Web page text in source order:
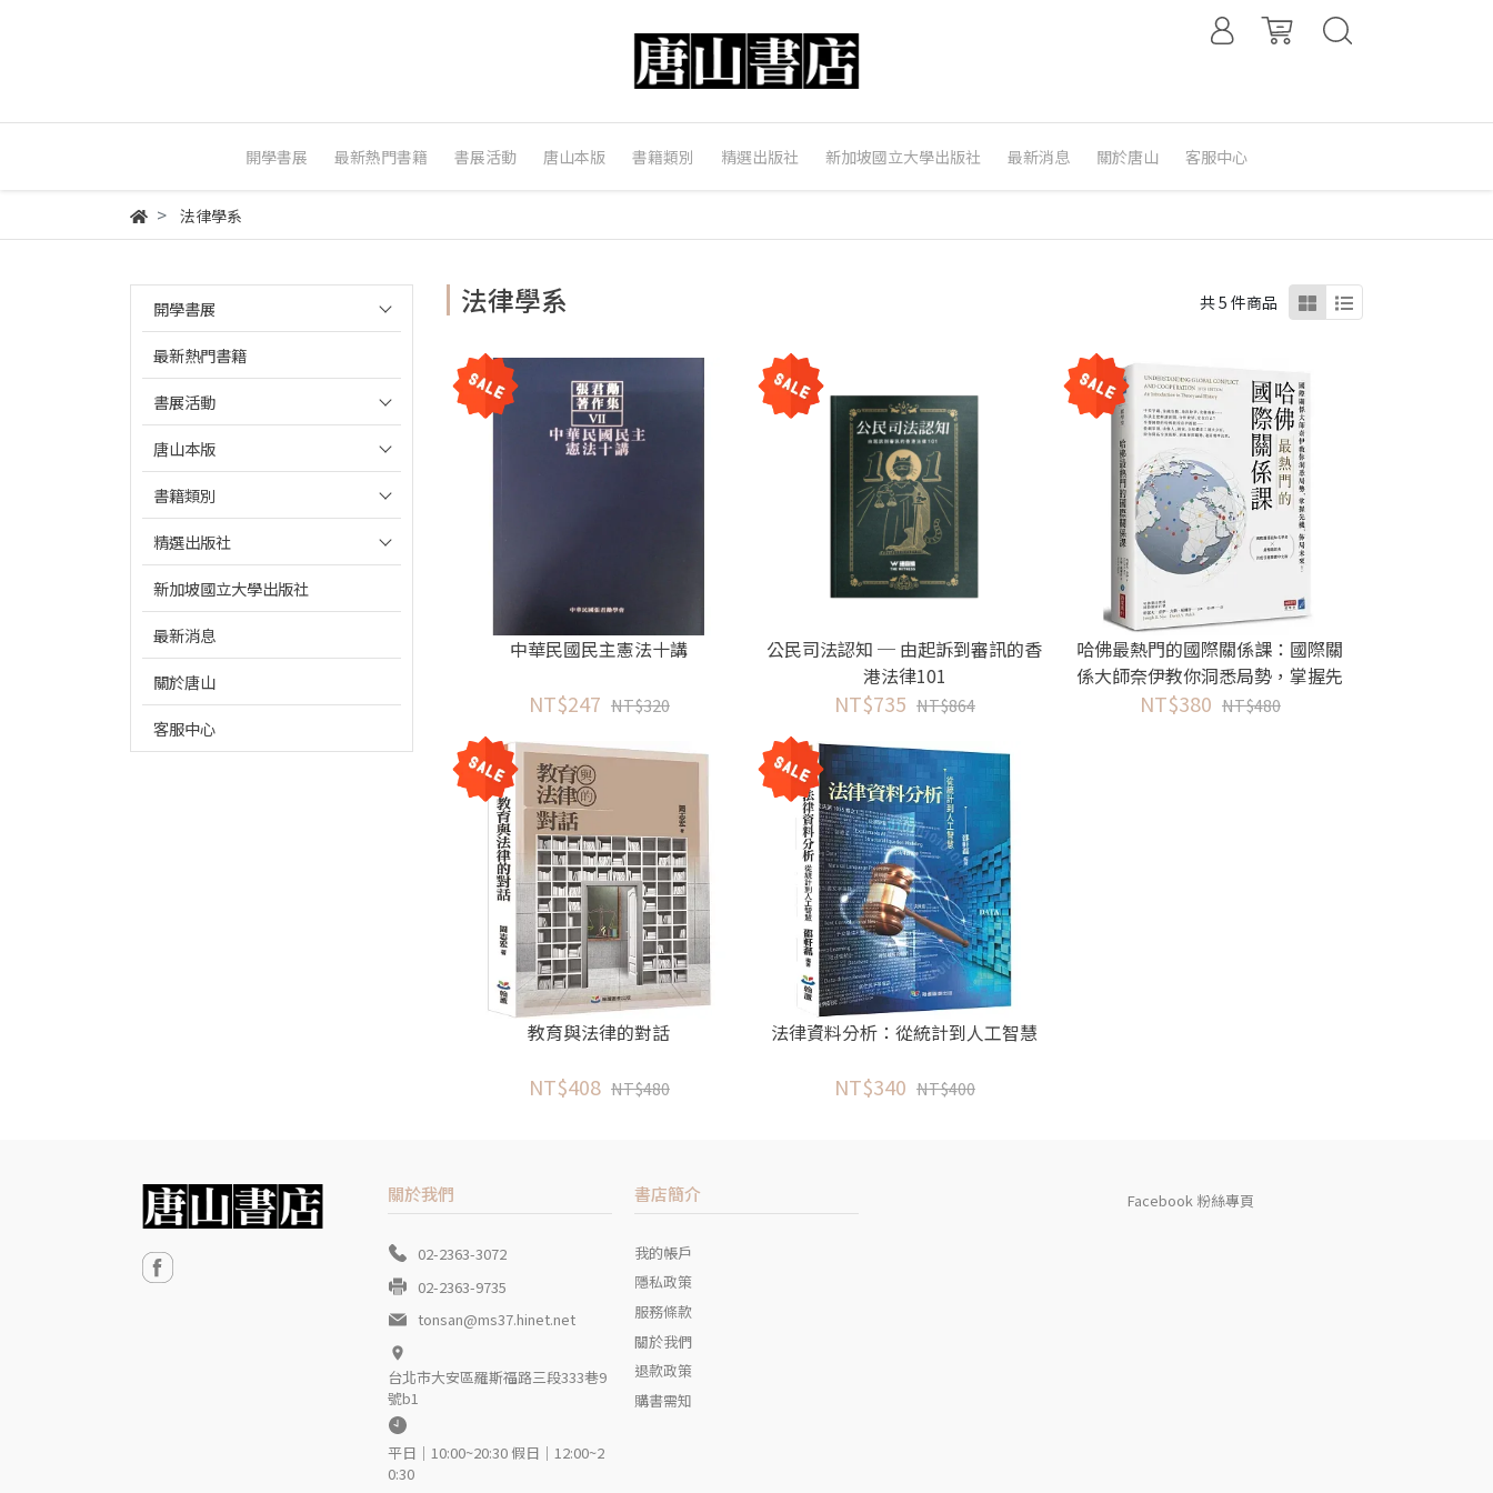
開學書展 最新熱門書籍 書展活動 唐山本版 書籍類別 精選出版社 新加坡國立大學出版社 最新消息 關於唐山 客服中心
法律學系
開學書展
最新熱門書籍
書展活動
唐山本版
書籍類別
精選出版社
新加坡國立大學出版社
最新消息
關於唐山
客服中心
法律學系 共 5 件商品
中華民國民主憲法十講
NT$247 NT$320
公民司法認知 ─ 由起訴到審訊的香
港法律101
NT$735 NT$864
哈佛最熱門的國際關係課：國際關
係大師奈伊教你洞悉局勢，掌握先
機，佈局未來！
NT$380 NT$480
教育與法律的對話
NT$408 NT$480
法律資料分析：從統計到人工智慧
NT$340 NT$400
關於我們
02-2363-3072
02-2363-9735
tonsan@ms37.hinet.net
台北市大安區羅斯福路三段333巷9
號b1
平日｜10:00~20:30 假日｜12:00~2
0:30
書店簡介
我的帳戶
隱私政策
服務條款
關於我們
退款政策
購書需知
Facebook 粉絲專頁